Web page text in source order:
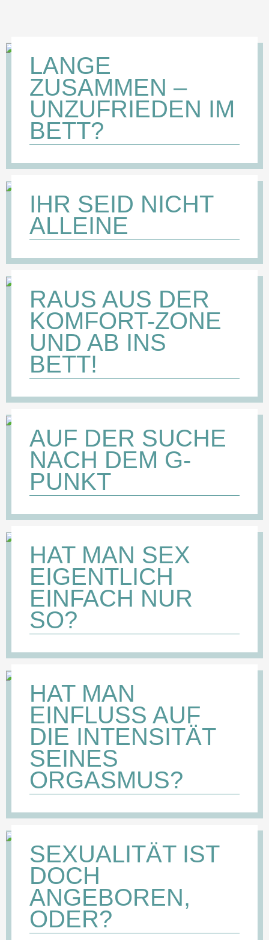
LANGE
ZUSAMMEN –
UNZUFRIEDEN IM
BETT?
IHR SEID NICHT
ALLEINE
RAUS AUS DER
KOMFORT-ZONE
UND AB INS
BETT!
AUF DER SUCHE
NACH DEM G-
PUNKT
HAT MAN SEX
EIGENTLICH
EINFACH NUR
SO?
HAT MAN
EINFLUSS AUF
DIE INTENSITÄT
SEINES
ORGASMUS?
SEXUALITÄT IST
DOCH
ANGEBOREN,
ODER?